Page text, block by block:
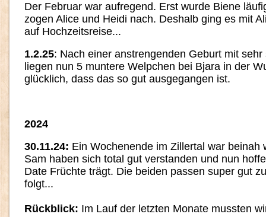
Der Februar war aufregend. Erst wurde Biene
zogen Alice und Heidi nach. Deshalb ging es mit
auf Hochzeitsreise...
1.2.25: Nach einer anstrengenden Geburt mit
liegen nun 5 muntere Welpchen bei Bjara in der
glücklich, dass das so gut ausgegangen ist.
2024
30.11.24: Ein Wochenende im Zillertal war beinah
Sam haben sich total gut verstanden und nun
Date Früchte trägt. Die beiden passen super gut
folgt...
Rückblick: Im Lauf der letzten Monate mussten